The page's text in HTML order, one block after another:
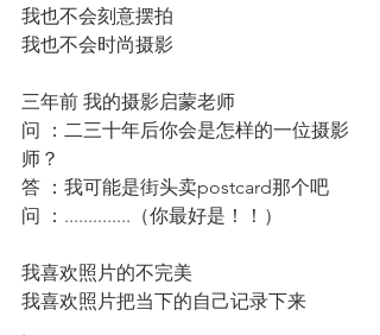
我也不会刻意摆拍
我也不会时尚摄影
三年前 我的摄影启蒙老师
问 ：二三十年后你会是怎样的一位摄影
师？
答 ：我可能是街头卖postcard那个吧
问 ：..............（你最好是！！）
我喜欢照片的不完美
我喜欢照片把当下的自己记录下来
.